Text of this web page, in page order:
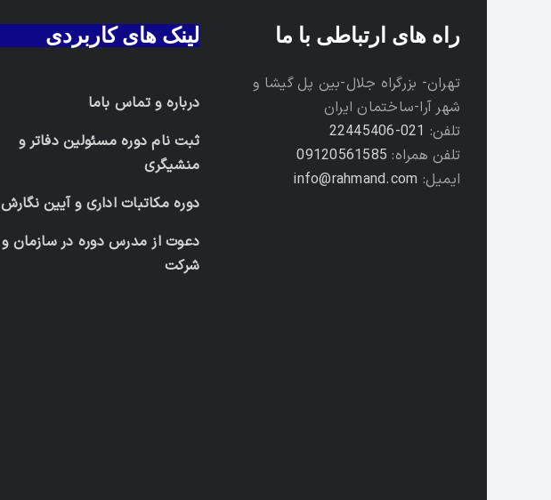
راه های ارتباطی با ما
تهران- بزرگراه جلال-بین پل گیشا و
شهر آرا-ساختمان ایران
تلفن: 021-22445406
تلفن همراه: 09120561585
ایمیل: info@rahmand.com
لینک های کاربردی
درباره و تماس باما
ثبت نام دوره مسئولین دفاتر و
منشیگری
دوره مکاتبات اداری و آیین نگارش
دعوت از مدرس دوره در سازمان و
شرکت